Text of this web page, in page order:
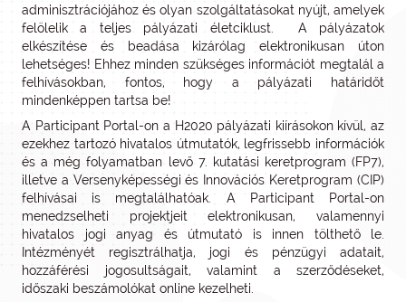
adminisztrációjához és olyan szolgáltatásokat nyújt, amelyek
felölelik a teljes pályázati életciklust. A pályázatok
elkészítése és beadása kizárólag elektronikusan úton
lehetséges! Ehhez minden szükséges információt megtalál a
felhívásokban, fontos, hogy a pályázati határidőt
mindenképpen tartsa be!
A Participant Portal-on a H2020 pályázati kiírásokon kívül, az
ezekhez tartozó hivatalos útmutatók, legfrissebb információk
és a még folyamatban levő 7. kutatási keretprogram (FP7),
illetve a Versenyképességi és Innovációs Keretprogram (CIP)
felhívásai is megtalálhatóak. A Participant Portal-on
menedzselheti projektjeit elektronikusan, valamennyi
hivatalos jogi anyag és útmutató is innen tölthető le.
Intézményét regisztrálhatja, jogi és pénzügyi adatait,
hozzáférési jogosultságait, valamint a szerződéseket,
időszaki beszámolókat online kezelheti.